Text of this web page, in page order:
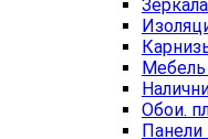
Зеркала
Мебель
Обои.